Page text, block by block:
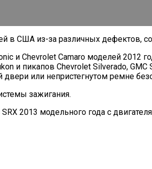
в США из-за различных дефектов,
и Chevrolet Camaro моделей
и пикапов Chevrolet Silverado,
или непристегнутом ремне
зажигания.
2013 модельного года с